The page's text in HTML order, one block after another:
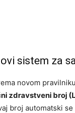
sistem za
novom
zdravstveni broj
broj automatski